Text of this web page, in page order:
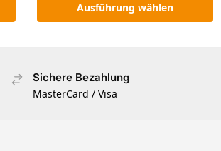
Ausführung wählen
Sichere Bezahlung
MasterCard / Visa